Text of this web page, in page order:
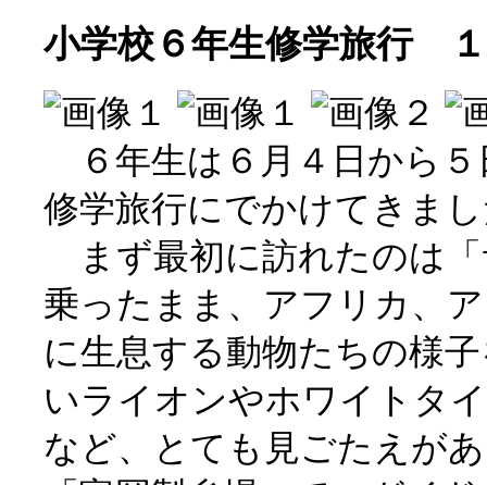
小学校６年生修学旅行 １
６年生は６月４日から５
修学旅行にでかけてきま
まず最初に訪れたのは
乗ったまま、アフリカ、
に生息する動物たちの様
いライオンやホワイトタ
など、とても見ごたえが